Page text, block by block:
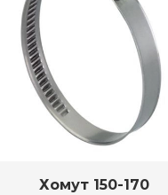
Хомут 150-170